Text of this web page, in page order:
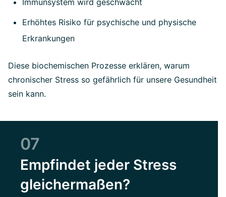
Immunsystem wird geschwächt
Erhöhtes Risiko für psychische und physische
Erkrankungen
Diese biochemischen Prozesse erklären, warum
chronischer Stress so gefährlich für unsere Gesundheit
sein kann.
07
Empfindet jeder Stress
gleichermaßen?